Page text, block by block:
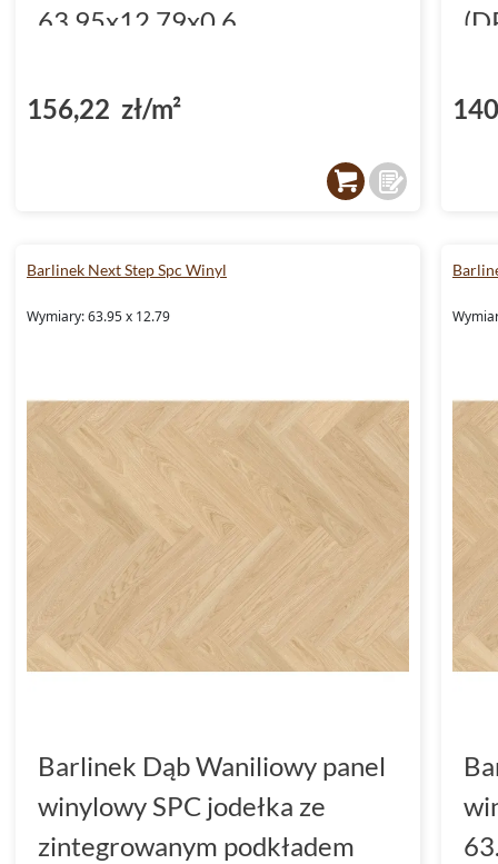
63.95x12.79x0.6
156,22 zł/m²
Barlinek Next Step Spc Winyl
Wymiary: 63.95 x 12.79
Barlinek Dąb Waniliowy panel
winylowy SPC jodełka ze
zintegrowanym podkładem